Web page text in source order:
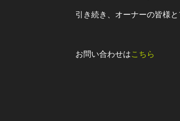
引き続き、オーナーの皆様
お問い合わせはこちら